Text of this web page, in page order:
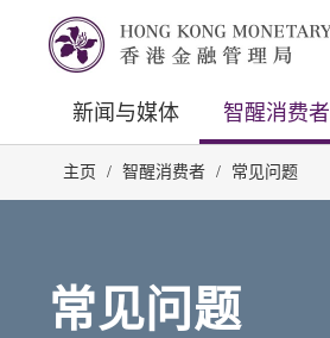
新闻与媒体 智醒消费者
主页 / 智醒消费者 / 常见问题
常见问题